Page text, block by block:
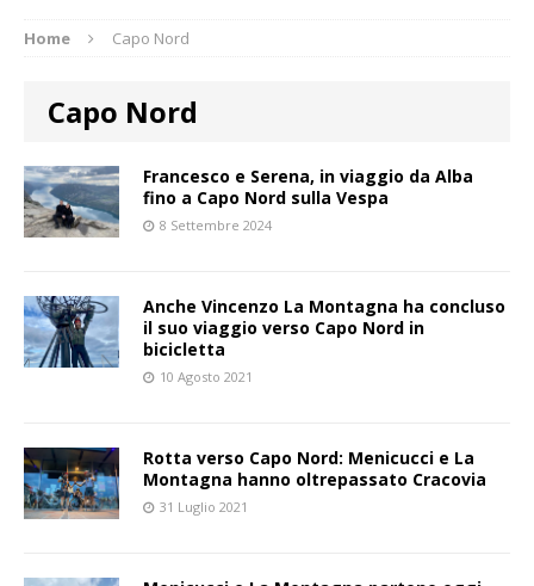
Home Capo Nord
Capo Nord
Francesco e Serena, in viaggio da Alba
fino a Capo Nord sulla Vespa
8 Settembre 2024
Anche Vincenzo La Montagna ha concluso
il suo viaggio verso Capo Nord in
bicicletta
10 Agosto 2021
Rotta verso Capo Nord: Menicucci e La
Montagna hanno oltrepassato Cracovia
31 Luglio 2021